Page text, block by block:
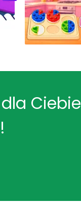
Ciebie